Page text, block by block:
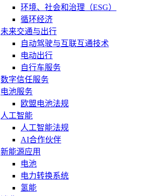
环境、社会和治理（ESG）
循环经济
未来交通与出行
自动驾驶与互联互通技术
电动出行
自行车服务
数字信任服务
电池服务
欧盟电池法规
人工智能
人工智能法规
AI合作伙伴
新能源应用
电池
电力转换系统
氢能